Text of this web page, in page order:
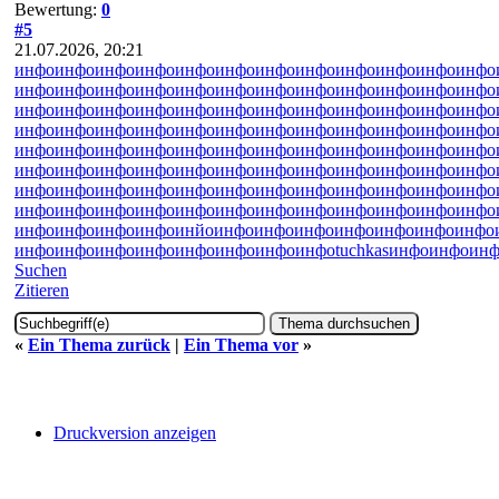
Bewertung: 0
#5
21.07.2026, 20:21
инфоинфоинфоинфоинфоинфоинфоинфоинфоинфоинфоинфо
инфоинфоинфоинфоинфоинфоинфоинфоинфоинфоинфоинфо
инфоинфоинфоинфоинфоинфоинфоинфоинфоинфоинфоинфо
инфоинфоинфоинфоинфоинфоинфоинфоинфоинфоинфоинфо
инфоинфоинфоинфоинфоинфоинфоинфоинфоинфоинфоинфо
инфоинфоинфоинфоинфоинфоинфоинфоинфоинфоинфоинфо
инфоинфоинфоинфоинфоинфоинфоинфоинфоинфоинфоинфо
инфоинфоинфоинфоинфоинфоинфоинфоинфоинфоинфоинфо
инфоинфоинфоинфоинйоинфоинфоинфоинфоинфоинфоинфо
инфоинфоинфоинфоинфоинфоинфоинфоtuchkasинфоинфо
Suchen
Zitieren
« Ein Thema zurück | Ein Thema vor »
Druckversion anzeigen